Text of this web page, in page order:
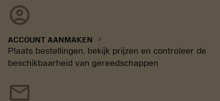
account_circle
ACCOUNT AANMAKEN chevron_right
Plaats bestellingen, bekijk prijzen en controleer de
beschikbaarheid van gereedschappen
mail